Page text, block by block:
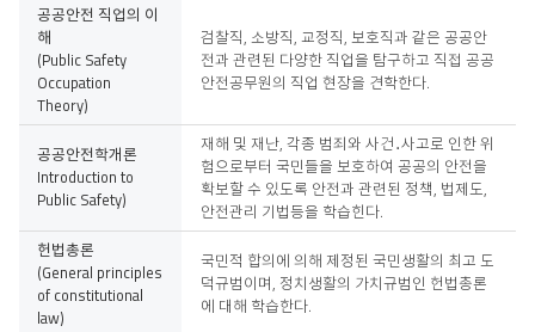
공공안전 직업의 이
해
(Public Safety
Occupation
Theory)
검찰직, 소방직, 교정직, 보호직과 같은 공공안
전과 관련된 다양한 직업을 탐구하고 직접 공공
안전공무원의 직업 현장을 견학한다.
공공안전학개론
Introduction to
Public Safety)
재해 및 재난, 각종 범죄와 사건․사고로 인한 위
험으로부터 국민들을 보호하여 공공의 안전을
확보할 수 있도록 안전과 관련된 정책, 법제도,
안전관리 기법등을 학습힌다.
헌법총론
(General principles
of constitutional
law)
국민적 합의에 의해 제정된 국민생활의 최고 도
덕규범이며, 정치생활의 가치규범인 헌법총론
에 대해 학습한다.